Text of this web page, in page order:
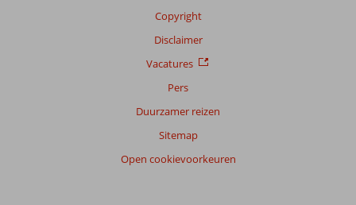
Copyright
Disclaimer
Vacatures
Pers
Duurzamer reizen
Sitemap
Open cookievoorkeuren